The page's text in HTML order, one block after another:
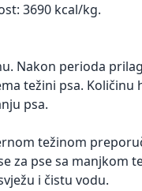
3690 kcal/kg.
Nakon perioda
težini psa.
psa.
težinom
za pse sa manjkom
i čistu vodu.